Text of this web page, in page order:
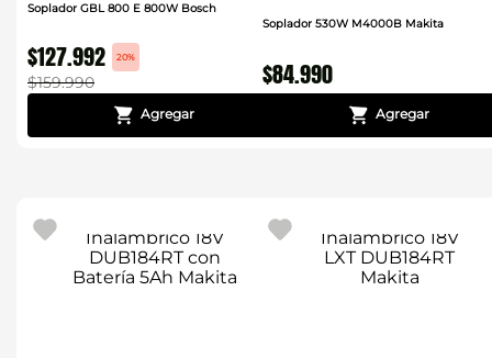
Soplador GBL 800 E 800W Bosch
$127.992 20%
$159.990
Soplador 530W M4000B Makita
$84.990